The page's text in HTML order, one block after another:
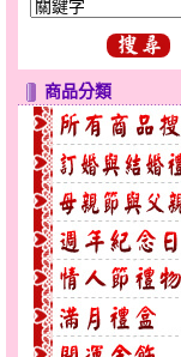
商品分類